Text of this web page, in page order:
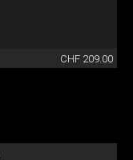
CHF 209.00